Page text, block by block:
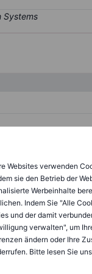
Websites verwenden
sie den Betrieb der
Werbeinhalte
Indem Sie "Alle
und der damit
verwalten", um
ändern oder Ihre
Bitte lesen Sie